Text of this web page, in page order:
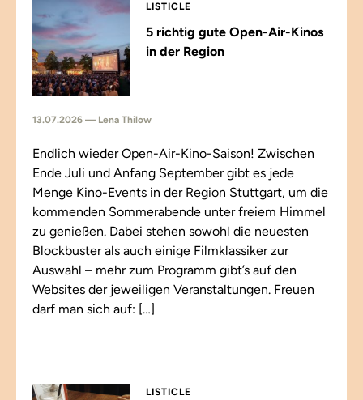
LISTICLE
5 richtig gute Open-Air-Kinos
in der Region
13.07.2026 — Lena Thilow
Endlich wieder Open-Air-Kino-Saison! Zwischen
Ende Juli und Anfang September gibt es jede
Menge Kino-Events in der Region Stuttgart, um die
kommenden Sommerabende unter freiem Himmel
zu genießen. Dabei stehen sowohl die neuesten
Blockbuster als auch einige Filmklassiker zur
Auswahl – mehr zum Programm gibt’s auf den
Websites der jeweiligen Veranstaltungen. Freuen
darf man sich auf: […]
LISTICLE